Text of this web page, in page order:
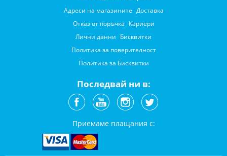
Адреси на магазините Доставка
Отказ от поръчка Кариери
Лични данни Бисквитки
Политика за поверителност
Политика за Бисквитки
Последвай ни в:
Приемаме плащания с: